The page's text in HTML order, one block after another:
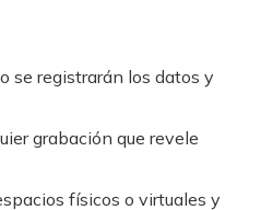
se registrarán los datos y
grabación que revele
físicos o virtuales y